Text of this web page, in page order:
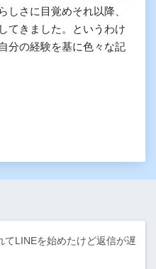
しさに目覚めそれ以降、
てきました。というわけ
分の経験を基に色々な記
てLINEを始めたけど返信が遅